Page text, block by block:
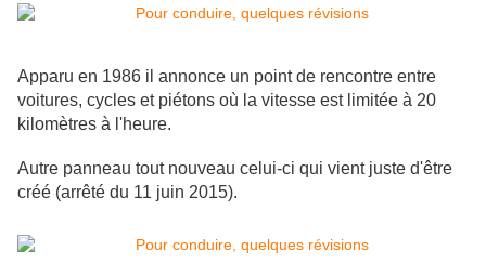
Apparu en 1986 il annonce un point de rencontre entre
voitures, cycles et piétons où la vitesse est limitée à 20
kilomètres à l'heure.
Autre panneau tout nouveau celui-ci qui vient juste d'être
créé (arrêté du 11 juin 2015).